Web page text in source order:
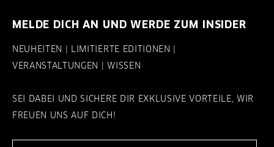
MELDE DICH AN UND WERDE ZUM INSIDER
NEUHEITEN | LIMITIERTE EDITIONEN |
VERANSTALTUNGEN | WISSEN
SEI DABEI UND SICHERE DIR EXKLUSIVE VORTEILE, WIR
FREUEN UNS AUF DICH!